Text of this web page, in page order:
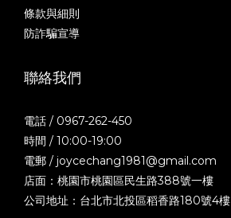
條款與細則
防詐騙宣導
聯絡我們
電話 / 0967-262-450
時間 / 10:00-19:00
電郵 / joycechang1981@gmail.com
店面：桃園市桃園區民生路388號一樓
公司地址：台北市北投區稻香路180號4樓